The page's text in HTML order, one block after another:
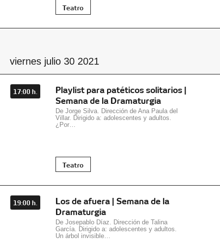
Teatro
viernes julio 30 2021
17:00 h.
Playlist para patéticos solitarios |
Semana de la Dramaturgia
De Jorge Silva. Dirección de Ana Paula del
Villar. Dirigido a: adolescentes y adultos.
¿Por…
Teatro
19:00 h.
Los de afuera | Semana de la
Dramaturgia
De Josepablo Díaz. Dirección de Talina
García. Dirigido a: adolescentes y adultos.
Un árbol invisible…